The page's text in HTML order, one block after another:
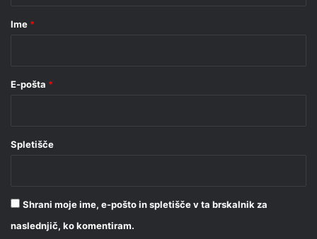
rIme *
E-pošta *
Spletišče
Shrani moje ime, e-pošto in spletišče v ta brskalnik za
naslednjič, ko komentiram.